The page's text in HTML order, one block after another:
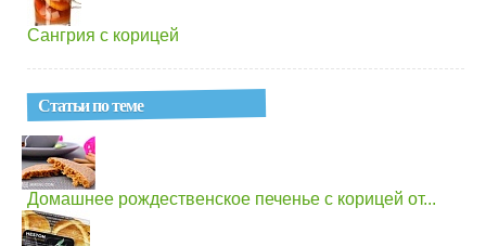
Сангрия с корицей
Статьи по теме
Домашнее рождественское печенье с корицей от...